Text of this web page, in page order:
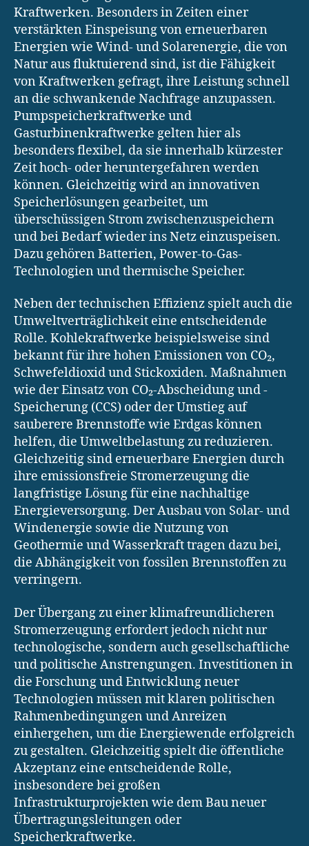
Kraftwerken. Besonders in Zeiten einer
verstärkten Einspeisung von erneuerbaren
Energien wie Wind- und Solarenergie, die von
Natur aus fluktuierend sind, ist die Fähigkeit
von Kraftwerken gefragt, ihre Leistung schnell
an die schwankende Nachfrage anzupassen.
Pumpspeicherkraftwerke und
Gasturbinenkraftwerke gelten hier als
besonders flexibel, da sie innerhalb kürzester
Zeit hoch- oder heruntergefahren werden
können. Gleichzeitig wird an innovativen
Speicherlösungen gearbeitet, um
überschüssigen Strom zwischenzuspeichern
und bei Bedarf wieder ins Netz einzuspeisen.
Dazu gehören Batterien, Power-to-Gas-
Technologien und thermische Speicher.
Neben der technischen Effizienz spielt auch die
Umweltverträglichkeit eine entscheidende
Rolle. Kohlekraftwerke beispielsweise sind
bekannt für ihre hohen Emissionen von CO₂,
Schwefeldioxid und Stickoxiden. Maßnahmen
wie der Einsatz von CO₂-Abscheidung und -
Speicherung (CCS) oder der Umstieg auf
sauberere Brennstoffe wie Erdgas können
helfen, die Umweltbelastung zu reduzieren.
Gleichzeitig sind erneuerbare Energien durch
ihre emissionsfreie Stromerzeugung die
langfristige Lösung für eine nachhaltige
Energieversorgung. Der Ausbau von Solar- und
Windenergie sowie die Nutzung von
Geothermie und Wasserkraft tragen dazu bei,
die Abhängigkeit von fossilen Brennstoffen zu
verringern.
Der Übergang zu einer klimafreundlicheren
Stromerzeugung erfordert jedoch nicht nur
technologische, sondern auch gesellschaftliche
und politische Anstrengungen. Investitionen in
die Forschung und Entwicklung neuer
Technologien müssen mit klaren politischen
Rahmenbedingungen und Anreizen
einhergehen, um die Energiewende erfolgreich
zu gestalten. Gleichzeitig spielt die öffentliche
Akzeptanz eine entscheidende Rolle,
insbesondere bei großen
Infrastrukturprojekten wie dem Bau neuer
Übertragungsleitungen oder
Speicherkraftwerke.